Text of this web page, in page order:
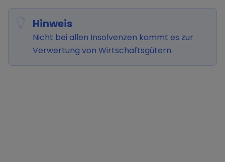
Hinweis
Nicht bei allen Insolvenzen kommt es zur
Verwertung von Wirtschaftsgütern.